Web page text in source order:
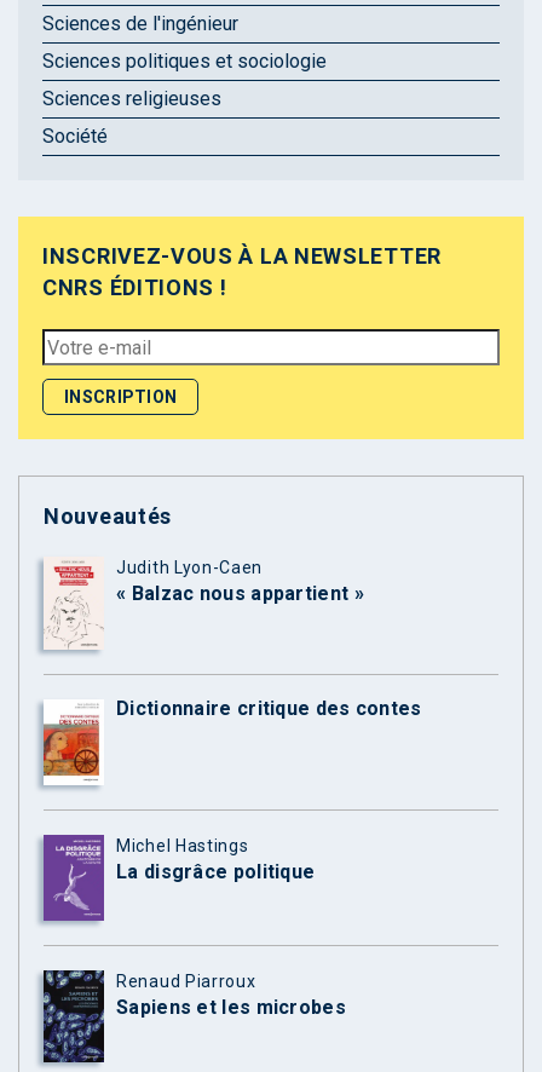
Sciences de l'ingénieur
Sciences politiques et sociologie
Sciences religieuses
Société
INSCRIVEZ-VOUS À LA NEWSLETTER
CNRS ÉDITIONS !
Nouveautés
Judith Lyon-Caen
« Balzac nous appartient »
Dictionnaire critique des contes
Michel Hastings
La disgrâce politique
Renaud Piarroux
Sapiens et les microbes